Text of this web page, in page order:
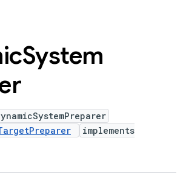
System
implements